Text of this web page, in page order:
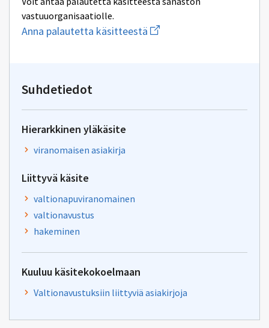
vastuuorganisaatiolle.
Anna palautetta käsitteestä Aloita
uuden
Suhdetiedot
Hierarkkinen yläkäsite
viranomaisen asiakirja
Liittyvä käsite
valtionapuviranomainen
valtionavustus
hakeminen
Kuuluu käsitekokoelmaan
Valtionavustuksiin liittyviä asiakirjoja